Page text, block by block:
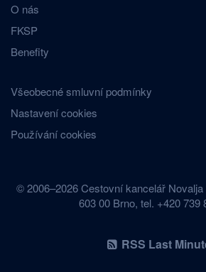
O nás
FKSP
Benefity
Všeobecné smluvní podmínky
Nastavení cookies
Používání cookies
© 2006–2026 Cestovní kancelář
603 00 Brno, tel. +420 739
RSS Last